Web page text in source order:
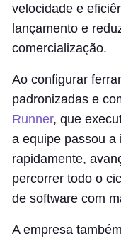
velocidade e
lançamento e
comercialização.
Ao configurar
padronizadas e
Runner, que
a equipe passou a
rapidamente,
percorrer todo o
de software com
A empresa